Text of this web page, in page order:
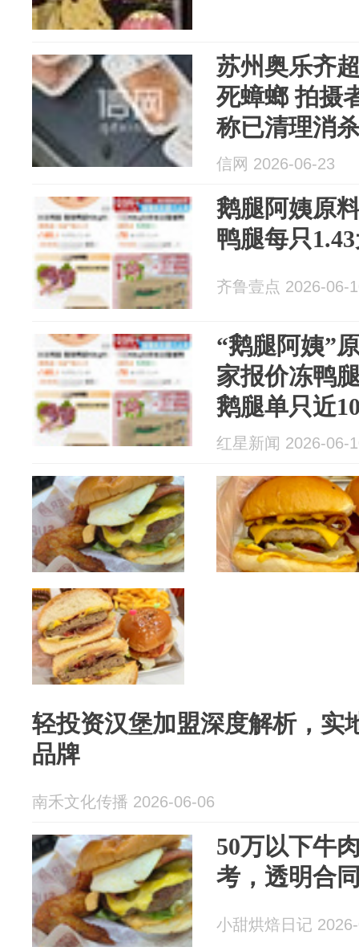
苏州奥乐齐
死蟑螂 拍摄
称已清理消
信网 2026-06-23
鹅腿阿姨原
鸭腿每只
齐鲁壹点 2026-06-
“鹅腿阿姨”
家报价冻鸭
鹅腿单只近
红星新闻 2026-06-
轻投资汉堡加盟深度解析，实
品牌
南禾文化传播 2026-06-06
50万以下牛
考，透明合
小甜烘焙日记